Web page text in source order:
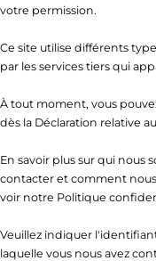
votre permission.
Ce site utilise différents
par les services tiers qui
À tout moment, vous
dès la Déclaration relative
En savoir plus sur qui nous
contacter et comment
voir notre Politique
Veuillez indiquer
laquelle vous nous avez